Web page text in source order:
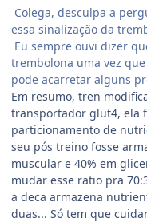
Colega, desculpa a
essa sinalização da
Eu sempre ouvi dizer
trembolona uma vez
pode acarretar alguns
Em resumo, tren
transportador glut4, ela
particionamento de
seu pós treino fosse
muscular e 40% em
mudar esse ratio pra
a deca armazena
duas... Só tem que